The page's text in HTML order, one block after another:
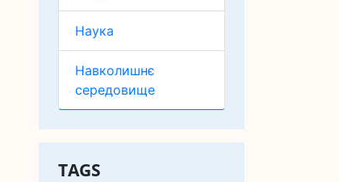
Наука
Навколишнє
середовище
TAGS